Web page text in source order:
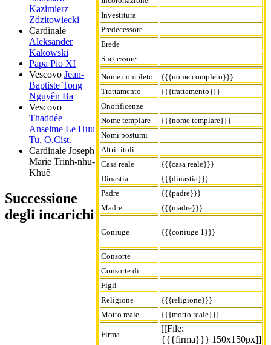
Investitura
Predecessore
Erede
Successore
Nome completo
{{{nome completo}}}
Trattamento
{{{trattamento}}}
Onorificenze
Nome templare
{{{nome templare}}}
Nomi postumi
Altri titoli
Casa reale
{{{casa reale}}}
Dinastia
{{{dinastia}}}
Padre
{{{padre}}}
Madre
{{{madre}}}
Coniuge {{{coniuge 1}}}
Consorte
Consorte di
Figli
Religione
{{{religione}}}
Motto reale
{{{motto reale}}}
Firma
[[File:
{{{firma}}}|150x150px]]
Kazimierz
Zdzitowiecki
Cardinale
Aleksander
Kakowski
Papa Pio XI
Vescovo Jean-
Baptiste Tong
Nguyên Ba
Vescovo
Thaddée
Anselme Le Huu
Tu, O.Cist.
Cardinale Joseph
Marie Trinh-nhu-
Khuê
Successione
degli incarichi